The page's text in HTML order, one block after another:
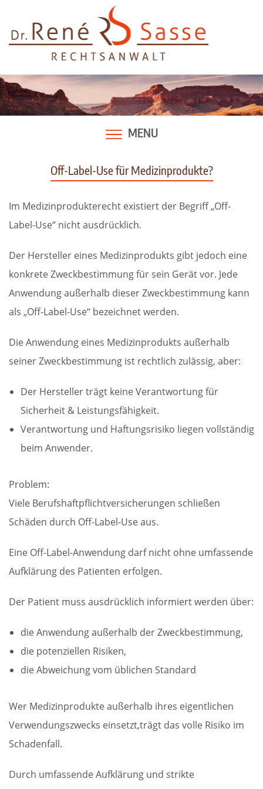
content
MENU
Off-Label-Use für Medizinprodukte?
Im Medizinprodukterecht existiert der Begriff „Off-
Label-Use“ nicht ausdrücklich.
Der Hersteller eines Medizinprodukts gibt jedoch eine
konkrete Zweckbestimmung für sein Gerät vor. Jede
Anwendung außerhalb dieser Zweckbestimmung kann
als „Off-Label-Use“ bezeichnet werden.
Die Anwendung eines Medizinprodukts außerhalb
seiner Zweckbestimmung ist rechtlich zulässig, aber:
Der Hersteller trägt keine Verantwortung für
Sicherheit & Leistungsfähigkeit.
Verantwortung und Haftungsrisiko liegen vollständig
beim Anwender.
Problem:
Viele Berufshaftpflichtversicherungen schließen
Schäden durch Off-Label-Use aus.
Eine Off-Label-Anwendung darf nicht ohne umfassende
Aufklärung des Patienten erfolgen.
Der Patient muss ausdrücklich informiert werden über:
die Anwendung außerhalb der Zweckbestimmung,
die potenziellen Risiken,
die Abweichung vom üblichen Standard
Wer Medizinprodukte außerhalb ihres eigentlichen
Verwendungszwecks einsetzt,trägt das volle Risiko im
Schadenfall.
Durch umfassende Aufklärung und strikte